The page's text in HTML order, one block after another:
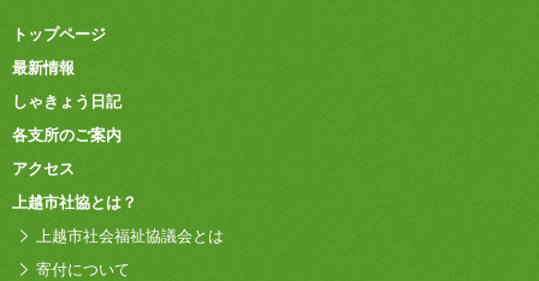
トップページ
最新情報
しゃきょう日記
各支所のご案内
アクセス
上越市社協とは？
上越市社会福祉協議会とは
寄付について